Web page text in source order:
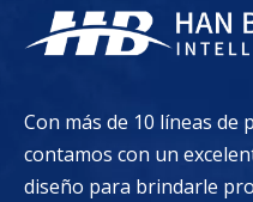
Con más de 10 líneas de
contamos con un
diseño para brindarle